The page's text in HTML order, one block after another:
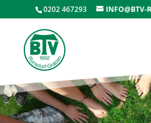
0202 467293 INFO@BTV-